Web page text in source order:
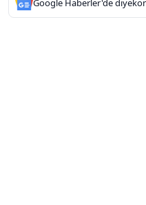
Google Haberler'de